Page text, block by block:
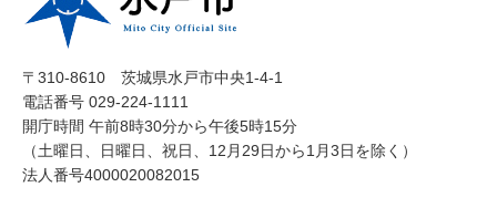
〒310-8610 茨城県水戸市中央1-4-1
電話番号 029-224-1111
開庁時間 午前8時30分から午後5時15分
（土曜日、日曜日、祝日、12月29日から1月3日を除く）
法人番号4000020082015